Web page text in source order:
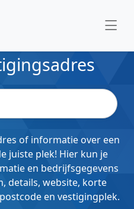
of informatie over een
juiste plek! Hier kun je
en bedrijfsgegevens
details, website, korte
en vestigingplek.